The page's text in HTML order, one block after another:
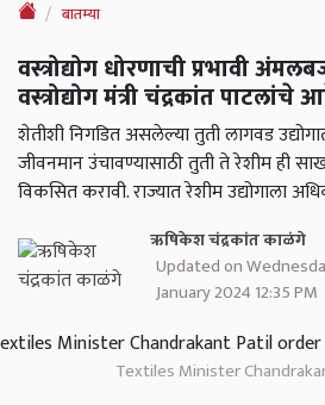
बातम्या
वस्त्रोद्योग धोरणाची प्रभावी
वस्त्रोद्योग मंत्री चंद्रकांत पाटलांचे
शेतीशी निगडित असलेल्या तुती लागवड
जीवनमान उंचावण्यासाठी तुती ते रेशीम ही
विकसित करावी. राज्यात रेशीम उद्योगाला
ऋषिकेश चंद्रकांत काळंगे
Updated on
January 2024 12:35 PM
Textiles Minister